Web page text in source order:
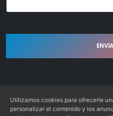
Utilizamos cookies para ofrecerle
personalizar el contenido y los